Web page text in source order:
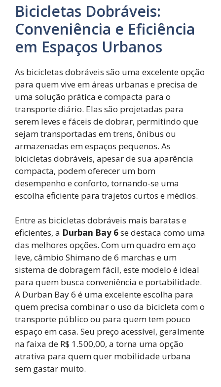
Bicicletas Dobráveis:
Conveniência e Eficiência
em Espaços Urbanos
As bicicletas dobráveis são uma excelente opção
para quem vive em áreas urbanas e precisa de
uma solução prática e compacta para o
transporte diário. Elas são projetadas para
serem leves e fáceis de dobrar, permitindo que
sejam transportadas em trens, ônibus ou
armazenadas em espaços pequenos. As
bicicletas dobráveis, apesar de sua aparência
compacta, podem oferecer um bom
desempenho e conforto, tornando-se uma
escolha eficiente para trajetos curtos e médios.
Entre as bicicletas dobráveis mais baratas e
eficientes, a Durban Bay 6se destaca como uma
das melhores opções. Com um quadro em aço
leve, câmbio Shimano de 6 marchas e um
sistema de dobragem fácil, este modelo é ideal
para quem busca conveniência e portabilidade.
A Durban Bay 6 é uma excelente escolha para
quem precisa combinar o uso da bicicleta com o
transporte público ou para quem tem pouco
espaço em casa. Seu preço acessível, geralmente
na faixa de R$ 1.500,00, a torna uma opção
atrativa para quem quer mobilidade urbana
sem gastar muito.